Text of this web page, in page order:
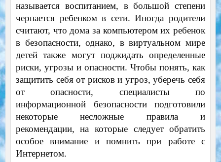
называется воспитанием, в большой степени
черпается ребенком в сети. Иногда родители
считают, что дома за компьютером их ребенок
в безопасности, однако, в виртуальном мире
детей также могут поджидать определенные
риски, угрозы и опасности. Чтобы понять, как
защитить себя от рисков и угроз, уберечь себя
от опасности, специалисты по
информационной безопасности подготовили
некоторые несложные правила и
рекомендации, на которые следует обратить
особое внимание и помнить при работе с
Интернетом.